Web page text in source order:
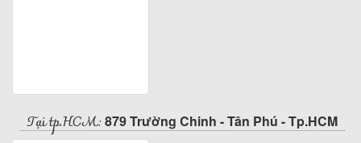
Tại tp.HCM: 879 Trường Chinh - Tân Phú - Tp.HCM